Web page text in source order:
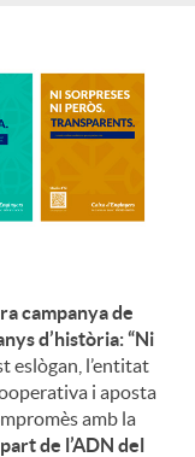
campanya de
d’història: “Ni
eslògan, l’entitat
i aposta
amb la
de l’ADN del